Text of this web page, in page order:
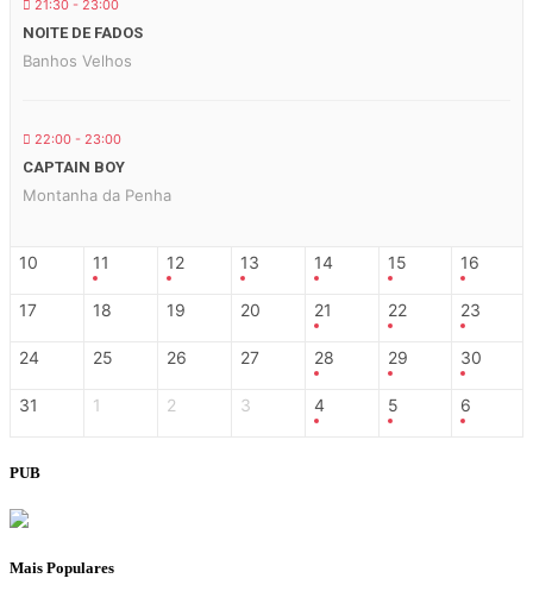
21:30 - 23:00
NOITE DE FADOS
Banhos Velhos
22:00 - 23:00
CAPTAIN BOY
Montanha da Penha
10 11 12 13 14 15 16
17 18 19 20 21 22 23
24 25 26 27 28 29 30
31 1 2 3 4 5 6
PUB
Mais Populares